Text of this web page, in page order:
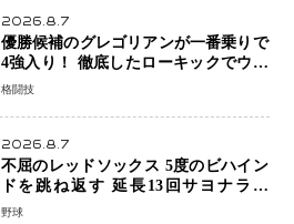
2026.8.7
優勝候補のグレゴリアンが一番乗りで
4強入り！ 徹底したローキックでウス
ビャンを攻略、判定勝利
格闘技
2026.8.7
不屈のレッドソックス 5度のビハイン
ドを跳ね返す 延長13回サヨナラ勝
ち 吉田正尚選手も2安打1打点で貢献 4
野球